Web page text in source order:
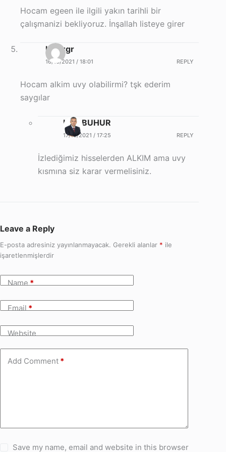
Hocam egeen ile ilgili yakın tarihli bir
çalışmanizi bekliyoruz. İnşallah listeye girer
hmtzgr
16/10/2021 / 18:01 REPLY
Hocam alkim uvy olabilirmi? tşk ederim
saygılar
Halil BUHUR
17/10/2021 / 17:25 REPLY
İzlediğimiz hisselerden ALKIM ama uvy
kısmına siz karar vermelisiniz.
Leave a Reply
E-posta adresiniz yayınlanmayacak. Gerekli alanlar * ile
işaretlenmişlerdir
Name*
Email*
Website
Add Comment *
Save my name, email and website in this browser